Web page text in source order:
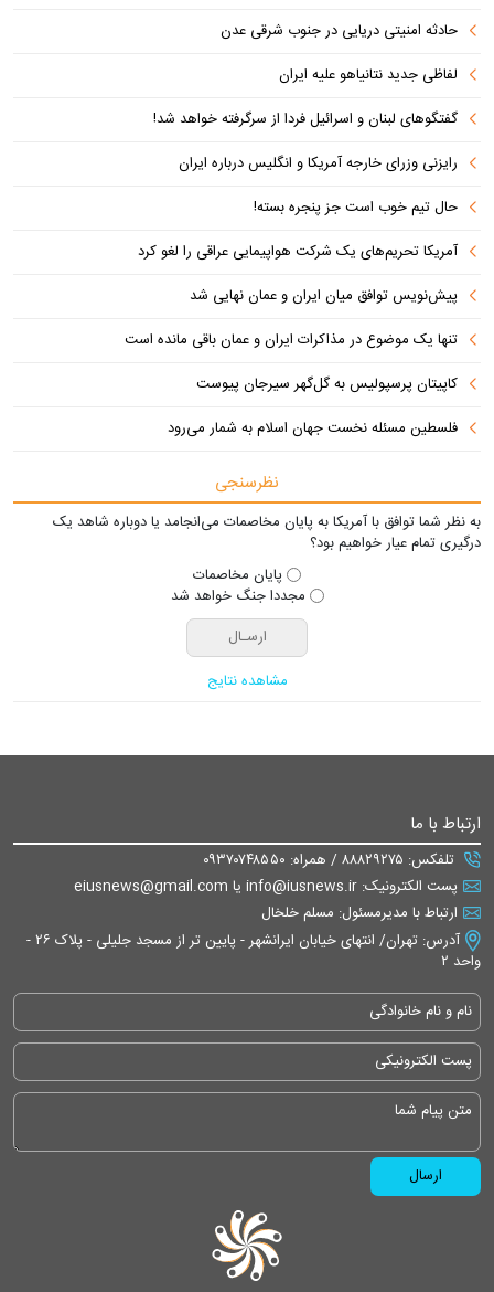
حادثه امنیتی دریایی در جنوب شرقی عدن
لفاظی جدید نتانیاهو علیه ایران
گفتگوهای لبنان و اسرائیل فردا از سرگرفته خواهد شد!
رایزنی وزرای خارجه آمریکا و انگلیس درباره ایران
حال تیم خوب است جز پنجره بسته!
آمریکا تحریم‌های یک شرکت هواپیمایی عراقی را لغو کرد
پیش‌نویس توافق میان ایران و عمان نهایی شد
تنها یک موضوع در مذاکرات ایران و عمان باقی مانده است
کاپیتان پرسپولیس به گل‌گهر سیرجان پیوست
فلسطین مسئله نخست جهان اسلام به شمار می‌رود
نظرسنجی
به نظر شما توافق با آمریکا به پایان مخاصمات می‌انجامد یا دوباره شاهد یک
درگیری تمام عیار خواهیم بود؟
پایان مخاصمات
مجددا جنگ خواهد شد
مشاهده نتایج
ارتباط با ما
تلفکس: ۸۸۸۲۹۲۷۵ / همراه: ۰۹۳۷۰۷۴۸۵۵۰
پست الکترونیک: info@iusnews.ir یا eiusnews@gmail.com
ارتباط با مدیرمسئول: مسلم خلخال
آدرس: تهران/ انتهای خیابان ایرانشهر - پایین تر از مسجد جلیلی - پلاک ۲۶ -
واحد ۲